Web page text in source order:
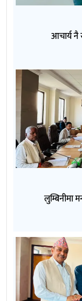
आचार्य नै
लुम्बिनीमा